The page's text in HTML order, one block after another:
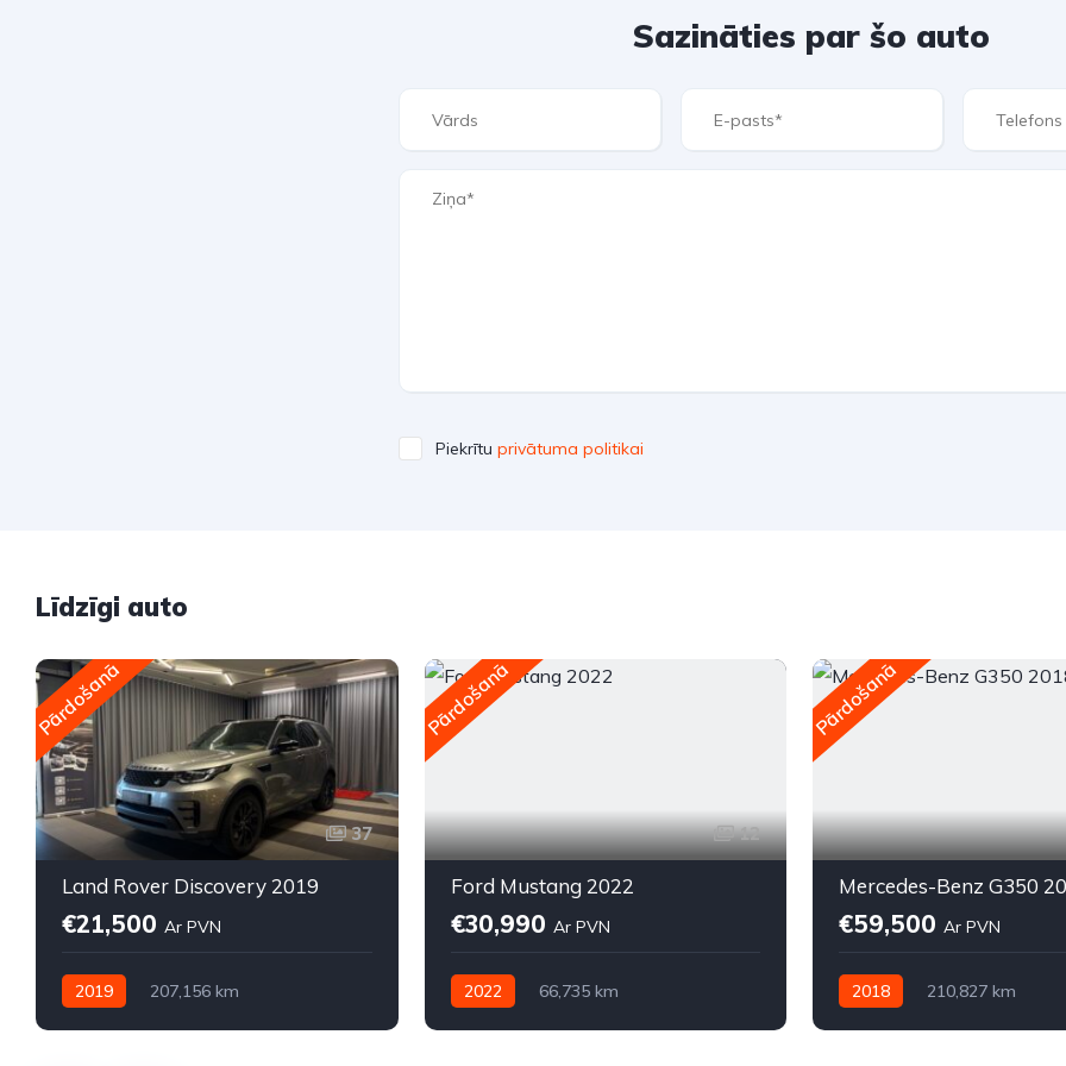
Sazināties par šo auto
Piekrītu privātuma politikai
Līdzīgi auto
Pārdošanā
37
Land Rover Discovery 2019
€21,500 Ar PVN
2019
207,156 km
Pārdošanā
12
Ford Mustang 2022
€30,990 Ar PVN
2022
66,735 km
Pārdošanā
Mercedes-Benz G350
€59,500 Ar PVN
2018
210,827 km